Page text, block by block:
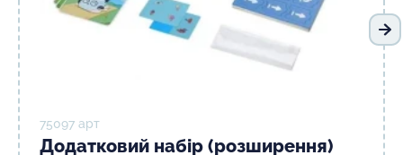
75097 арт
Додатковий набір (розширення)